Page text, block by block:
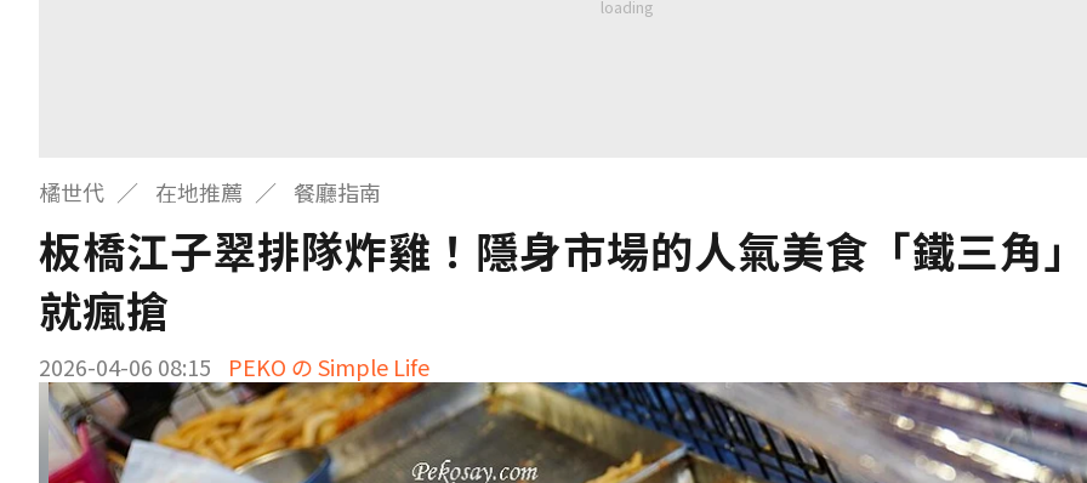
橘世代 在地推薦 餐廳指南
板橋江子翠排隊炸雞！隱身市場的人氣美食「鐵三角
就瘋搶
2026-04-06 08:15 PEKO の Simple Life